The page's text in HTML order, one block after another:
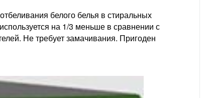
белого белья в стиральных
на 1/3 меньше в сравнении с
Не требует замачивания. Пригоден